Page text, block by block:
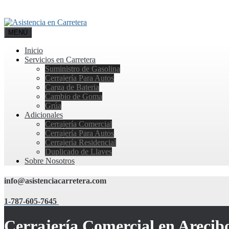
MENÚ
Inicio
Servicios en Carretera
Suministro de Gasolina
Cerrajería Para Autos
Carga de Bateria
Cambio de Goma
Grúa
Adicionales
Cerrajería Comercial
Cerrajería Para Autos
Cerrajería Residencial
Duplicado de Llaves
Sobre Nosotros
info@asistenciacarretera.com
1-787-605-7645